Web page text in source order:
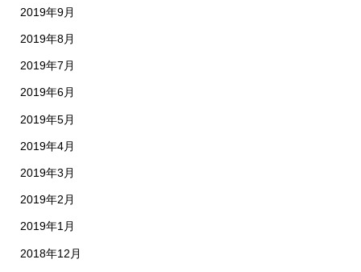
2019年9月
2019年8月
2019年7月
2019年6月
2019年5月
2019年4月
2019年3月
2019年2月
2019年1月
2018年12月